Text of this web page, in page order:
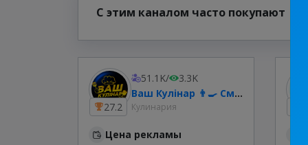
С этим каналом часто покупают
27.2
51.1K/
3.3K
Ваш Кулінар 👨‍🍳 Смачні рецепти
Кулинария
Цена рекламы